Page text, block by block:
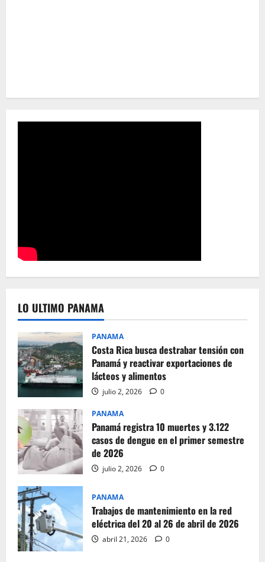
LO ULTIMO PANAMA
PANAMA
Costa Rica busca destrabar tensión con
Panamá y reactivar exportaciones de
lácteos y alimentos
julio 2, 2026 0
PANAMA
Panamá registra 10 muertes y 3.122
casos de dengue en el primer semestre
de 2026
julio 2, 2026 0
PANAMA
Trabajos de mantenimiento en la red
eléctrica del 20 al 26 de abril de 2026
abril 21, 2026 0